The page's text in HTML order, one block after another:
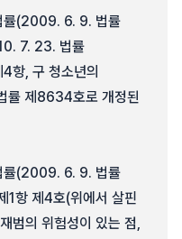
률(2009. 6. 9. 법률
7. 23. 법률
항, 구 청소년의
률 제8634호로 개정된
률(2009. 6. 9. 법률
항 제4호(위에서 살핀
범의 위험성이 있는 점,